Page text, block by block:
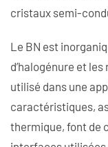
cristaux semi-
Le BN est
d’halogénure et
utilisé dans une
caractéristiques,
thermique, font de